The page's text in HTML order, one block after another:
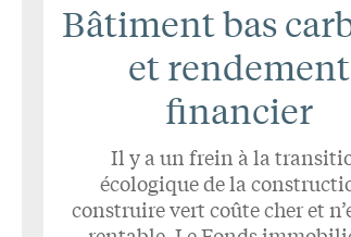
Bâtiment bas
et rendement
financier
Il y a un frein à la
écologique de la
construire vert coûte cher et